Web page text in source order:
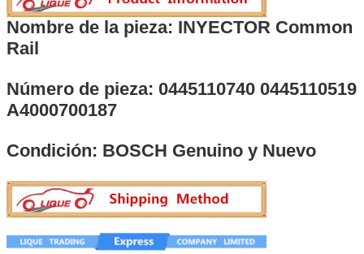
Nombre de la pieza: INYECTOR Common
Rail
Número de pieza: 0445110740 0445110519
A4000700187
Condición: BOSCH Genuino y Nuevo